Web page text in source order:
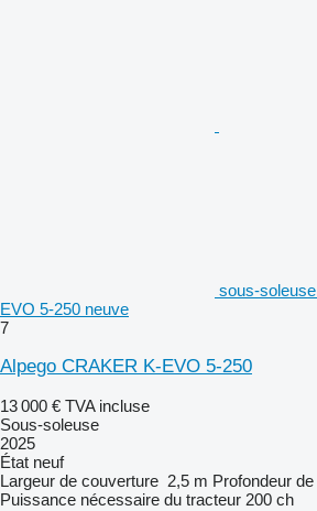
sous-
EVO 5-250 neuve
7
Alpego CRAKER K-EVO 5-250
13 000 € TVA incluse
Sous-soleuse
2025
État neuf
Largeur de couverture 2,5 m Profondeur
Puissance nécessaire du tracteur 200 ch